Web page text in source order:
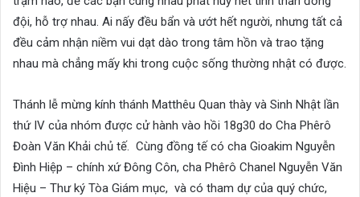
đội, hỗ trợ nhau. Ai nấy đều bẩn và ướt hết người, nhưng tất cả
đều cảm nhận niềm vui dạt dào trong tâm hồn và trao tặng
nhau mà chẳng mấy khi trong cuộc sống thường nhật có được.
Thánh lễ mừng kính thánh Matthêu Quan thày và Sinh Nhật lần
thứ IV của nhóm được cử hành vào hồi 18g30 do Cha Phêrô
Đoàn Văn Khải chủ tế. Cùng đồng tế có cha Gioakim Nguyễn
Đình Hiệp – chính xứ Đông Côn, cha Phêrô Chanel Nguyễn Văn
Hiệu – Thư ký Tòa Giám mục, và có tham dự của quý chức,